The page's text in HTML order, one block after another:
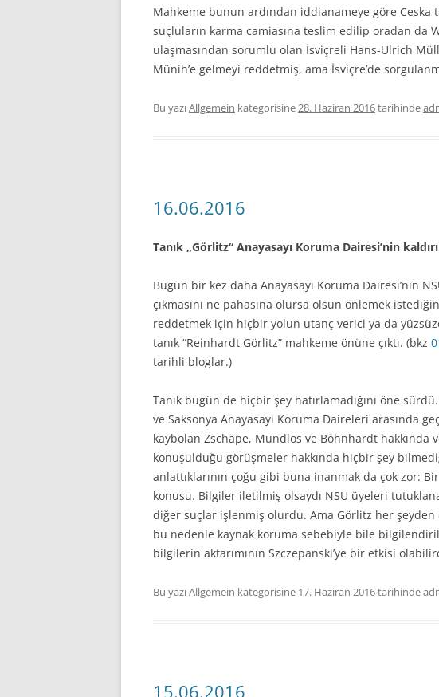
Mahkeme bunun ardından iddianameye göre Ceska
suçluların karma camiasına teslim edilip oradan da
ulaşmasından sorumlu olan İsviçreli Hans-Ulrich
Münih’e gelmeyi reddetmiş, ama İsviçre’de
Bu yazıAllgemein kategorisine28. Haziran 2016tarihinde
16.06.2016
Tanık „Görlitz“ Anayasayı Koruma Dairesi’nin
Bugün bir kez daha Anayasayı Koruma Dairesi’nin
çıkmasını ne pahasına olursa olsun önlemek
reddetmek için hiçbir yolun utanç verici ya da
tanık “Reinhardt Görlitz” mahkeme önüne çıktı. (bkz
tarihli bloglar.)
Tanık bugün de hiçbir şey hatırlamadığını öne
ve Saksonya Anayasayı Koruma Daireleri arasında
kaybolan Zschäpe, Mundlos ve Böhnhardt hakkında
konuşulduğu görüşmeler hakkında hiçbir şey
anlattıklarının çoğu gibi buna inanmak da çok zor:
konusu. Bilgiler iletilmiş olsaydı NSU üyeleri
diğer suçlar işlenmiş olurdu. Ama Görlitz her şeyden
bu nedenle kaynak koruma sebebiyle bile
bilgilerin aktarımının Szczepanski’ye bir etkisi
Bu yazıAllgemein kategorisine 17. Haziran 2016tarihinde
15.06.2016